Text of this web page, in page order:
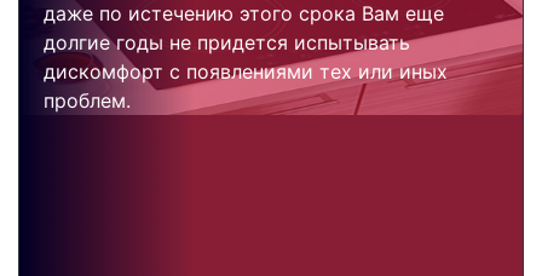
даже по истечению этого срока Вам еще
долгие годы не придется испытывать
дискомфорт с появлениями тех или иных
проблем.